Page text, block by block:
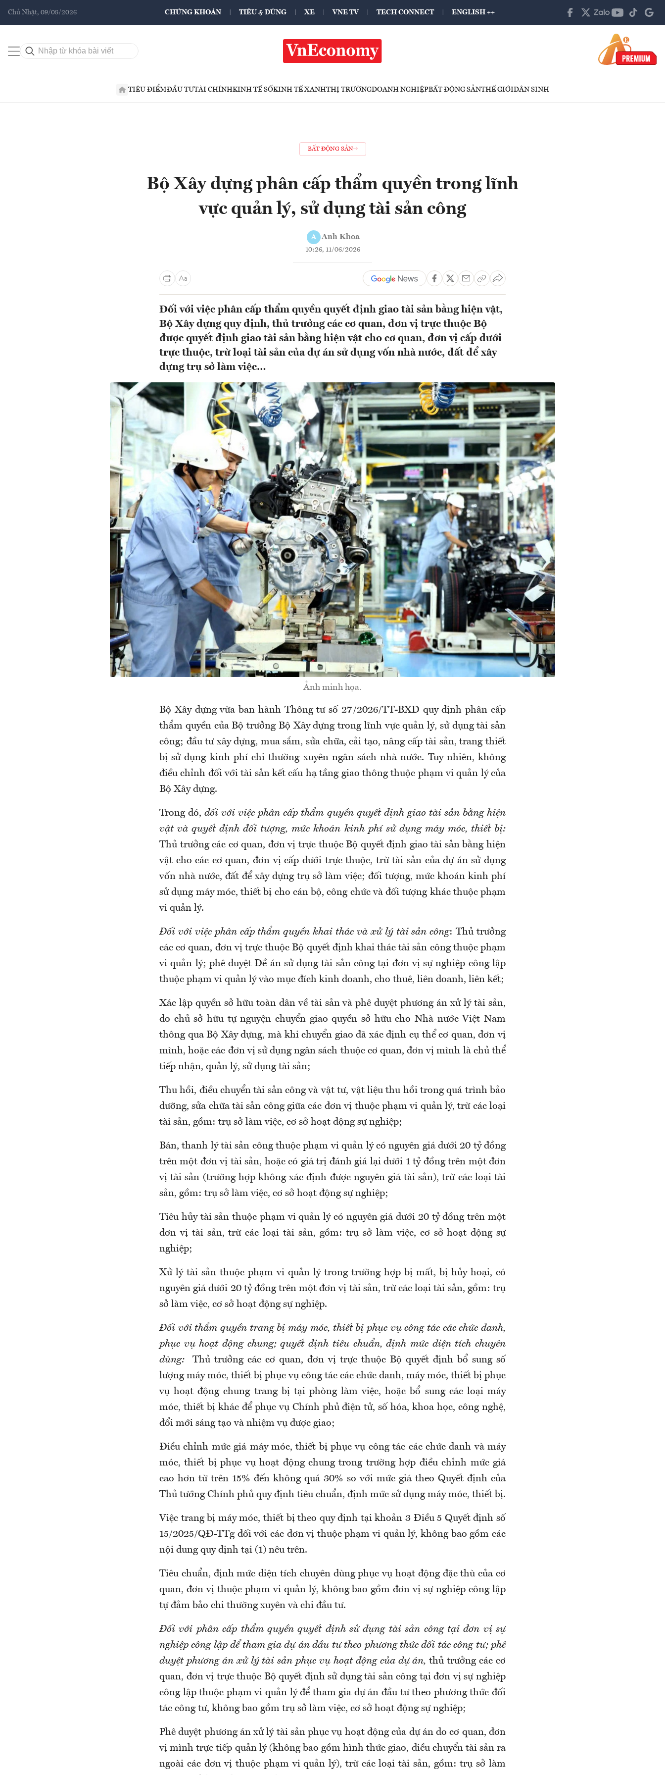
Chủ Nhật, 09/08/2026 CHỨNG KHOÁN TIÊU & DÙNG XE VNE TV TECH CONNECT ENGLISH ++
TIÊU ĐIỂMĐẦU TƯTÀI CHÍNHKINH TẾ SỐKINH TẾ XANHTHỊ TRƯỜNGDOANH NGHIỆPBẤT ĐỘNG SẢNTHẾ GIỚIDÂN SINH
BẤT ĐỘNG SẢN
Bộ Xây dựng phân cấp thẩm quyền trong lĩnh
vực quản lý, sử dụng tài sản công
A Anh Khoa
10:26, 11/06/2026
Đối với việc phân cấp thẩm quyền quyết định giao tài sản bằng hiện vật,
Bộ Xây dựng quy định, thủ trưởng các cơ quan, đơn vị trực thuộc Bộ
được quyết định giao tài sản bằng hiện vật cho cơ quan, đơn vị cấp dưới
trực thuộc, trừ loại tài sản của dự án sử dụng vốn nhà nước, đất để xây
dựng trụ sở làm việc…
Ảnh minh họa.
Bộ Xây dựng vừa ban hành Thông tư số 27/2026/TT-BXD quy định phân cấp
thẩm quyền của Bộ trưởng Bộ Xây dựng trong lĩnh vực quản lý, sử dụng tài sản
công; đầu tư xây dựng, mua sắm, sửa chữa, cải tạo, nâng cấp tài sản, trang thiết
bị sử dụng kinh phí chi thường xuyên ngân sách nhà nước. Tuy nhiên, không
điều chỉnh đối với tài sản kết cấu hạ tầng giao thông thuộc phạm vi quản lý của
Bộ Xây dựng.
Trong đó,đối với việc phân cấp thẩm quyền quyết định giao tài sản bằng hiện
vật và quyết định đối tượng, mức khoán kinh phí sử dụng máy móc, thiết bị:
Thủ trưởng các cơ quan, đơn vị trực thuộc Bộ quyết định giao tài sản bằng hiện
vật cho các cơ quan, đơn vị cấp dưới trực thuộc, trừ tài sản của dự án sử dụng
vốn nhà nước, đất để xây dựng trụ sở làm việc; đối tượng, mức khoán kinh phí
sử dụng máy móc, thiết bị cho cán bộ, công chức và đối tượng khác thuộc phạm
vi quản lý.
Đối với việc phân cấp thẩm quyền khai thác và xử lý tài sản công: Thủ trưởng
các cơ quan, đơn vị trực thuộc Bộ quyết định khai thác tài sản công thuộc phạm
vi quản lý; phê duyệt Đề án sử dụng tài sản công tại đơn vị sự nghiệp công lập
thuộc phạm vi quản lý vào mục đích kinh doanh, cho thuê, liên doanh, liên kết;
Xác lập quyền sở hữu toàn dân về tài sản và phê duyệt phương án xử lý tài sản,
do chủ sở hữu tự nguyện chuyển giao quyền sở hữu cho Nhà nước Việt Nam
thông qua Bộ Xây dựng, mà khi chuyển giao đã xác định cụ thể cơ quan, đơn vị
mình, hoặc các đơn vị sử dụng ngân sách thuộc cơ quan, đơn vị mình là chủ thể
tiếp nhận, quản lý, sử dụng tài sản;
Thu hồi, điều chuyển tài sản công và vật tư, vật liệu thu hồi trong quá trình bảo
dưỡng, sửa chữa tài sản công giữa các đơn vị thuộc phạm vi quản lý, trừ các loại
tài sản, gồm: trụ sở làm việc, cơ sở hoạt động sự nghiệp;
Bán, thanh lý tài sản công thuộc phạm vi quản lý có nguyên giá dưới 20 tỷ đồng
trên một đơn vị tài sản, hoặc có giá trị đánh giá lại dưới 1 tỷ đồng trên một đơn
vị tài sản (trường hợp không xác định được nguyên giá tài sản), trừ các loại tài
sản, gồm: trụ sở làm việc, cơ sở hoạt động sự nghiệp;
Tiêu hủy tài sản thuộc phạm vi quản lý có nguyên giá dưới 20 tỷ đồng trên một
đơn vị tài sản, trừ các loại tài sản, gồm: trụ sở làm việc, cơ sở hoạt động sự
nghiệp;
Xử lý tài sản thuộc phạm vi quản lý trong trường hợp bị mất, bị hủy hoại, có
nguyên giá dưới 20 tỷ đồng trên một đơn vị tài sản, trừ các loại tài sản, gồm: trụ
sở làm việc, cơ sở hoạt động sự nghiệp.
Đối với thẩm quyền trang bị máy móc, thiết bị phục vụ công tác các chức danh,
phục vụ hoạt động chung; quyết định tiêu chuẩn, định mức diện tích chuyên
dùng: Thủ trưởng các cơ quan, đơn vị trực thuộc Bộ quyết định bổ sung số
lượng máy móc, thiết bị phục vụ công tác các chức danh, máy móc, thiết bị phục
vụ hoạt động chung trang bị tại phòng làm việc, hoặc bổ sung các loại máy
móc, thiết bị khác để phục vụ Chính phủ điện tử, số hóa, khoa học, công nghệ,
đổi mới sáng tạo và nhiệm vụ được giao;
Điều chỉnh mức giá máy móc, thiết bị phục vụ công tác các chức danh và máy
móc, thiết bị phục vụ hoạt động chung trong trường hợp điều chỉnh mức giá
cao hơn từ trên 15% đến không quá 30% so với mức giá theo Quyết định của
Thủ tướng Chính phủ quy định tiêu chuẩn, định mức sử dụng máy móc, thiết bị.
Việc trang bị máy móc, thiết bị theo quy định tại khoản 3 Điều 5 Quyết định số
15/2025/QĐ-TTg đối với các đơn vị thuộc phạm vi quản lý, không bao gồm các
nội dung quy định tại (1) nêu trên.
Tiêu chuẩn, định mức diện tích chuyên dùng phục vụ hoạt động đặc thù của cơ
quan, đơn vị thuộc phạm vi quản lý, không bao gồm đơn vị sự nghiệp công lập
tự đảm bảo chi thường xuyên và chi đầu tư.
Đối với phân cấp thẩm quyền quyết định sử dụng tài sản công tại đơn vị sự
nghiệp công lập để tham gia dự án đầu tư theo phương thức đối tác công tư; phê
duyệt phương án xử lý tài sản phục vụ hoạt động của dự án,thủ trưởng các cơ
quan, đơn vị trực thuộc Bộ quyết định sử dụng tài sản công tại đơn vị sự nghiệp
công lập thuộc phạm vi quản lý để tham gia dự án đầu tư theo phương thức đối
tác công tư, không bao gồm trụ sở làm việc, cơ sở hoạt động sự nghiệp;
Phê duyệt phương án xử lý tài sản phục vụ hoạt động của dự án do cơ quan, đơn
vị mình trực tiếp quản lý (không bao gồm hình thức giao, điều chuyển tài sản ra
ngoài các đơn vị thuộc phạm vi quản lý), trừ các loại tài sản, gồm: trụ sở làm